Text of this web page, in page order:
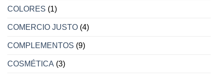
COLORES (1)
COMERCIO JUSTO (4)
COMPLEMENTOS (9)
COSMÉTICA (3)